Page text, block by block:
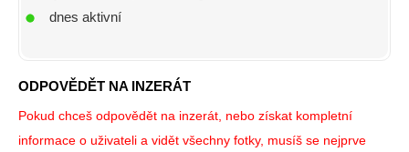
dnes aktivní
ODPOVĚDĚT NA INZERÁT
Pokud chceš odpovědět na inzerát, nebo získat kompletní
informace o uživateli a vidět všechny fotky, musíš se nejprve